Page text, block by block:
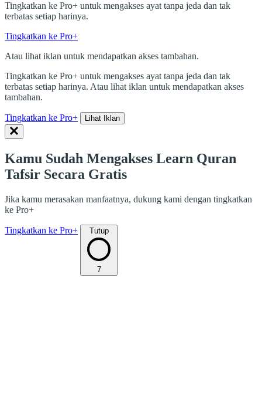
Tingkatkan ke Pro+ untuk mengakses ayat tanpa jeda dan tak
terbatas setiap harinya.
Tingkatkan ke Pro+
Atau lihat iklan untuk mendapatkan akses tambahan.
Tingkatkan ke Pro+ untuk mengakses ayat tanpa jeda dan tak
terbatas setiap harinya. Atau lihat iklan untuk mendapatkan akses
tambahan.
Tingkatkan ke Pro+ Lihat Iklan
Kamu Sudah Mengakses Learn Quran
Tafsir Secara Gratis
Jika kamu merasakan manfaatnya, dukung kami dengan tingkatkan
ke Pro+
Tingkatkan ke Pro+ Tutup
7